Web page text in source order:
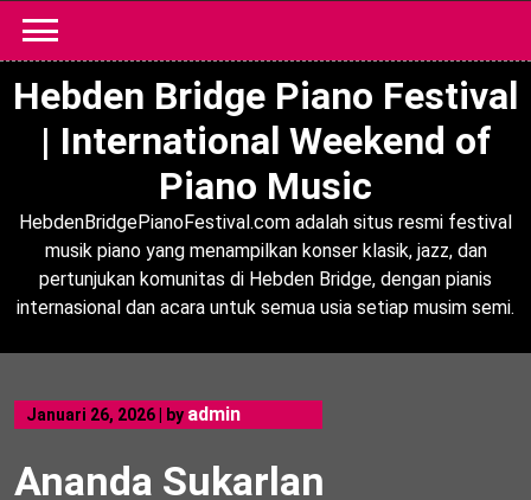
content
Hebden Bridge Piano Festival
| International Weekend of
Piano Music
HebdenBridgePianoFestival.com adalah situs resmi festival
musik piano yang menampilkan konser klasik, jazz, dan
pertunjukan komunitas di Hebden Bridge, dengan pianis
internasional dan acara untuk semua usia setiap musim semi.
Januari 26, 2026 by admin
Ananda Sukarlan